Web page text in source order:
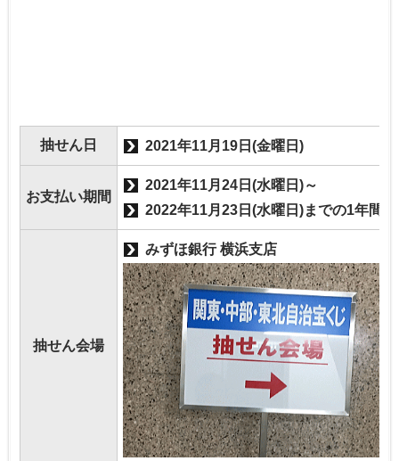
抽せん日 2021年11月19日(金曜日)
お支払い期間
2021年11月24日(水曜日)～
2022年11月23日(水曜日)までの1年間
抽せん会場
みずほ銀行 横浜支店